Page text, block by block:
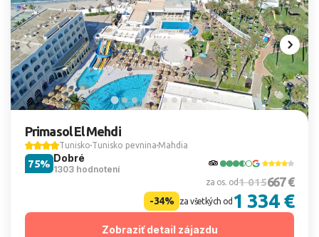
Primasol El Mehdi
Tunisko Tunisko pevnina Mahdia
Dobré
1303 hodnotení
75%
za os. od1 015667 €
-34% za všetkých od 1 334 €
Zobraziť detail zájazdu